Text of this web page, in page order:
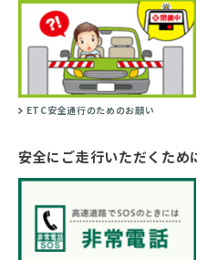
ETC安全通行のためのお願い
安全にご走行いただくため